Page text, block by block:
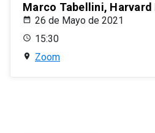
Marco Tabellini, Harvard
26 de Mayo de 2021
15:30
Zoom